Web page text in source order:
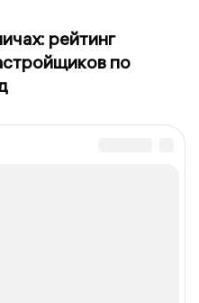
рейтинг
по